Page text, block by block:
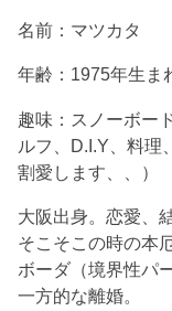
名前：マツカタ
年齢：1975年生ま
趣味：スノーボー
ルフ、D.I.Y、料理
割愛します、、）
大阪出身。恋愛、
そこそこの時の本
ボーダ（境界性パ
一方的な離婚。